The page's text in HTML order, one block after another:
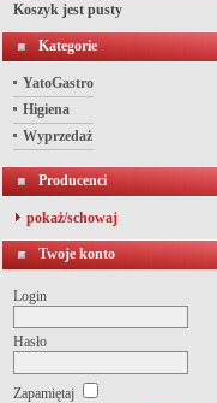
Koszyk jest pusty
Kategorie
YatoGastro
Higiena
Wyprzedaż
Producenci
pokaż/schowaj
Twoje konto
Login
Hasło
Zapamiętaj